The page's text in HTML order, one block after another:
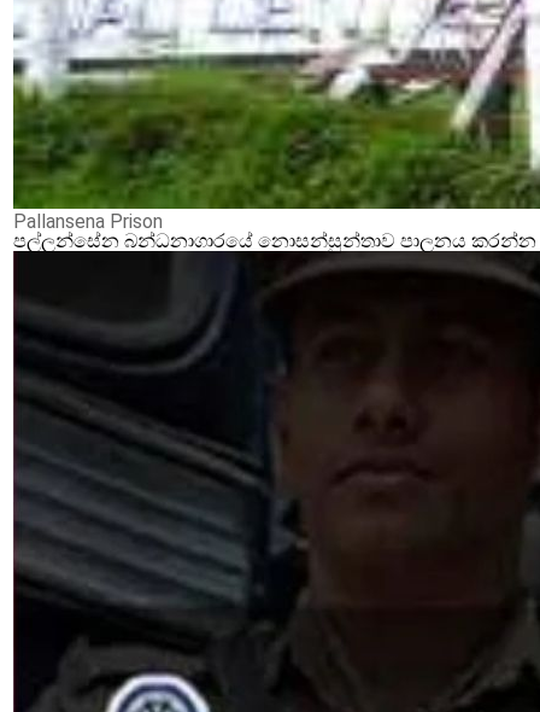
Pallansena Prison
පල්ලන්සේන බන්ධනාගාරයේ නොසන්සුන්තාව පාලනය කරන්න